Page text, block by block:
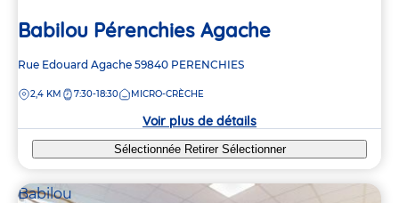
Babilou Pérenchies Agache
Adresse
la
Rue Edouard Agache 59840 PERENCHIES
DISTANCE
2,4 KM 7:30-18:30 MICRO-CRÈCHE
Voir plus de détails
Sélectionnée Retirer Sélectionner
Babilou